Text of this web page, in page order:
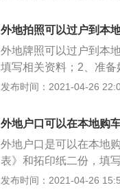
队车辆管理所，办理汽
（或个性化车牌），领
车牌，换为乙地的临时
装好。
外地拍照可以过户到本
外地牌照可以过户到本
填写相关资料；2、准
证、交强险凭证，然后
资料送登记受理窗口审
行统一性认定和安全性
牌，然后交费，等候领
发布时间：2021-04-26
外地户口可以在本地购
外地户口是可以在本地
表》和拓印纸二份，填
各二份；2、到办证大厅
发布时间：2021-04-26